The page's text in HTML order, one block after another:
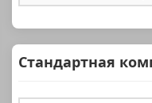
Стандартная